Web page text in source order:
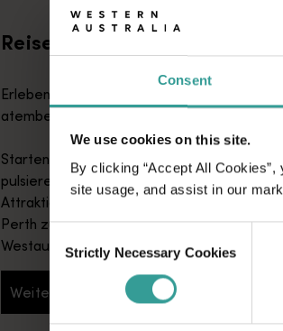
Consent
We use cookies on this site.
By clicking “Accept All
site usage, and assist in our
Selection
Strictly Necessary Cookies
Reiserouten
Erleben Sie den Reiz eines Roadtrips durch
atemberaubende Natur Westaustraliens.
Starten Sie in Perth, Australiens sonnigster
pulsierende Kulturmetropole. Die
Attraktionen und die kreative
Perth zum perfekten Ausgangspunkt Ihrer
Westaustralienreise.
Weiterlesen
Weiterlesen